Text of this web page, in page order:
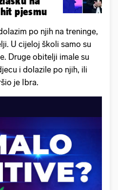
pjesmu
po njih na treninge,
U cijeloj školi samo su
Druge obitelji imale su
i dolazile po njih, ili
je Ibra.